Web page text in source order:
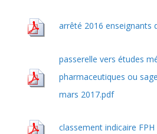
arrêté 2016 enseignants
passerelle vers études
pharmaceutiques ou
mars 2017.pdf
classement indicaire